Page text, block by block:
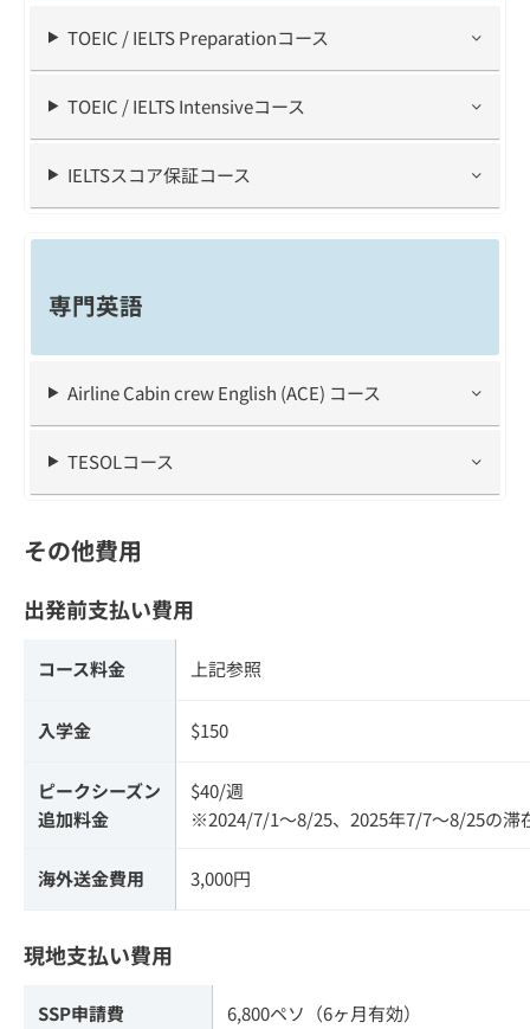
TOEIC / IELTS Preparationコース
TOEIC / IELTS Intensiveコース
IELTSスコア保証コース
専門英語
Airline Cabin crew English (ACE) コース
TESOLコース
その他費用
出発前支払い費用
コース料金 上記参照
入学金 $150
ピークシーズン
追加料金
$40/週
※2024/7/1～8/25、2025年7/7～8/25の滞
海外送金費用 3,000円
現地支払い費用
SSP申請費 6,800ペソ（6ヶ月有効）